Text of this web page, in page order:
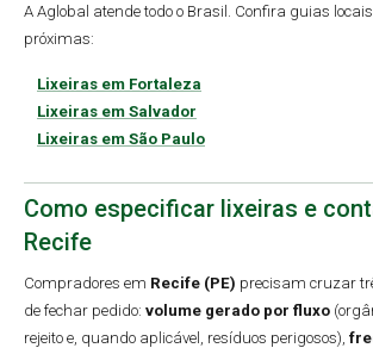
A Aglobal atende todo o Brasil. Confira guias
próximas:
Lixeiras em Fortaleza
Lixeiras em Salvador
Lixeiras em São Paulo
Como especificar lixeiras e
Recife
Compradores em Recife (PE) precisam cruzar
de fechar pedido: volume gerado por fluxo
rejeito e, quando aplicável, resíduos perigosos),